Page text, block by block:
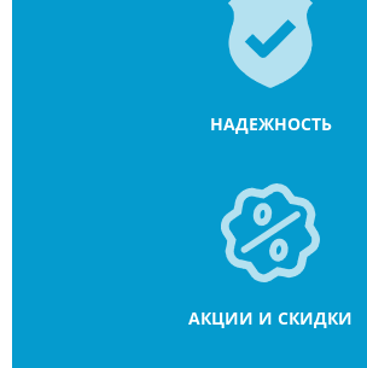
НАДЕЖНОСТЬ
АКЦИИ И СКИДКИ